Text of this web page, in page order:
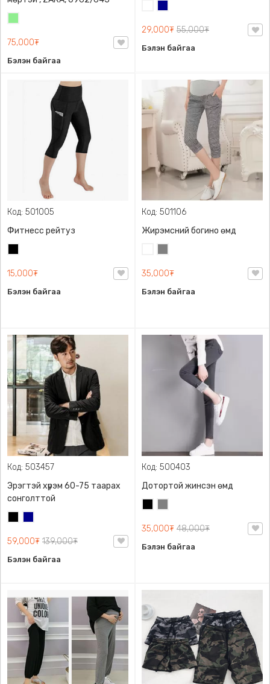
75,000₮
Бэлэн байгаа
29,000₮ 55,000₮
Бэлэн байгаа
Код: 501005
Фитнесс рейтуз
15,000₮
Бэлэн байгаа
Код: 501106
Жирэмсний богино өмд
35,000₮
Бэлэн байгаа
Код: 503457
Эрэгтэй хүрэм 60-75 таарах
сонголттой
59,000₮ 139,000₮
Бэлэн байгаа
Код: 500403
Дотортой жинсэн өмд
35,000₮ 48,000₮
Бэлэн байгаа